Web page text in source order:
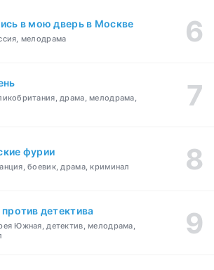
в мою дверь в Москве
мелодрама
драма, мелодрама,
фурии
боевик, драма, криминал
детектива
Южная, детектив, мелодрама,